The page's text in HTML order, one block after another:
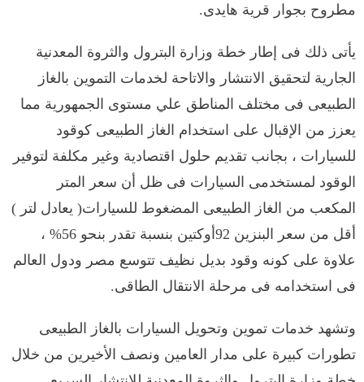
مطروح بجوار قرية هايدى.
يأتى ذلك فى إطار خطة وزارة البترول والثروة المعدنية
الجارية لتحقيق الانتشار والاتاحة لخدمات التموين بالغاز
الطبيعى فى مختلف المناطق علي مستوى الجمهورية مما
يعزز من الإقبال على استخدام الغاز الطبيعى كوقود
للسيارات ، بجانب تقديم حلول اقتصادية وغير مكلفة لتوفير
الوقود لمستخدمى السيارات فى ظل أن سعر المتر
المكعب من الغاز الطبيعى المضغوط للسيارات( يعادل لتر )
أقل من سعر البنزين 92أوكتين بنسبة تقدر بنحو 56% ،
علاوة على كونه وقود بديل نظيف تتوسع مصر ودول العالم
فى استخدامه فى مرحلة الانتقال الطاقى.
وتشهد خدمات تموين وتحويل السيارات بالغاز الطبيعى
تطورات كبيرة على مدار العامين ونصف الأخيرين من خلال